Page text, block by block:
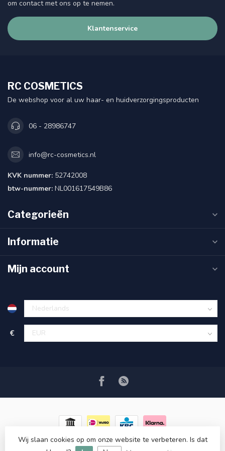
om contact met ons op te nemen.
Klantenservice
RC COSMETICS
De webshop voor al uw haar- en huidverzorgingsproducten
06 - 28986747
info@rc-cosmetics.nl
KVK nummer: 52742008
btw-nummer: NL001617549B86
Categorieën
Informatie
Mijn account
€
© Copyright 2026 RC COSMETICS- Powered byLightspeed-
Wij slaan cookies op om onze website te verbeteren. Is dat